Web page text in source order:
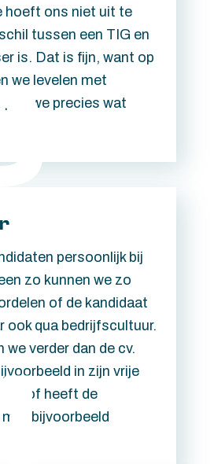
hoeft ons niet uit te
tussen een TIG en
is. Dat is fijn, want op
we levelen met
we precies wat
persoonlijk bij
zo kunnen we zo
of de kandidaat
ook qua bedrijfscultuur.
we verder dan de cv.
in zijn vrije
of heeft de
bijvoorbeeld